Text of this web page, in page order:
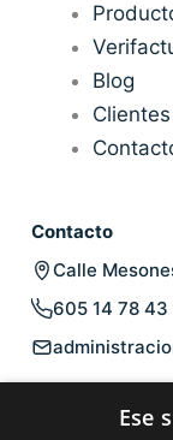
Blog
Clientes
Contacto
Calle
605 14 78 43
Ese